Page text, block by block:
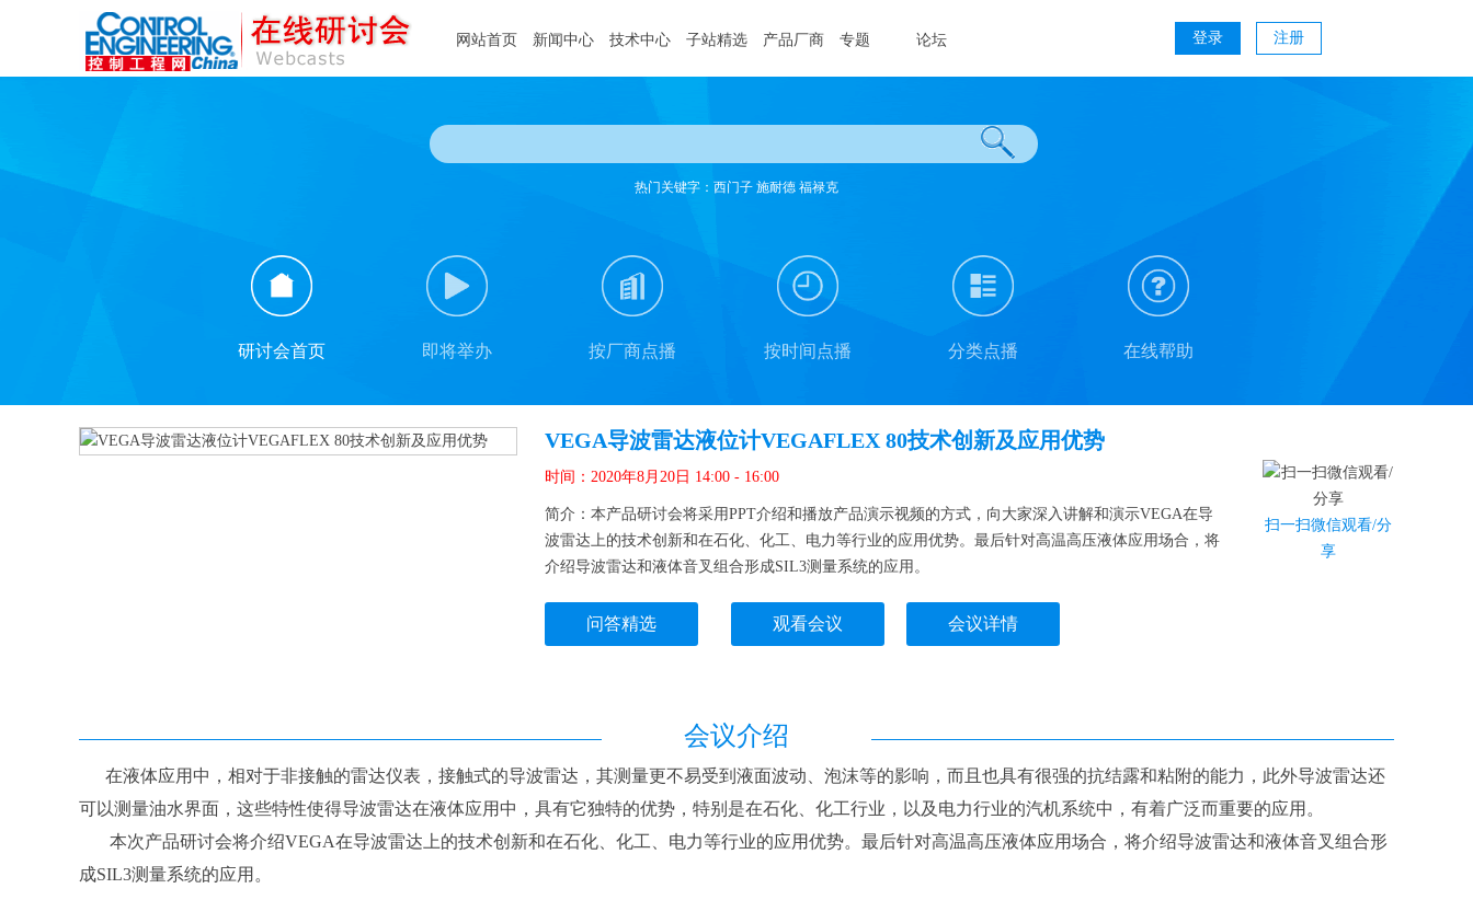
网站首页 新闻中心 技术中心 子站精选 产品厂商 专题 论坛 登录 注册
热门关键字：西门子 施耐德 福禄克
研讨会首页 即将举办 按厂商点播 按时间点播 分类点播 在线帮助
VEGA导波雷达液位计VEGAFLEX 80技术创新及应用优势
时间：2020年8月20日 14:00 - 16:00
简介：本产品研讨会将采用PPT介绍和播放产品演示视频的方式，向大家深入讲解和演示VEGA在导
波雷达上的技术创新和在石化、化工、电力等行业的应用优势。最后针对高温高压液体应用场合，将
介绍导波雷达和液体音叉组合形成SIL3测量系统的应用。
问答精选 观看会议 会议详情
扫一扫微信观看/分
享
会议介绍
在液体应用中，相对于非接触的雷达仪表，接触式的导波雷达，其测量更不易受到液面波动、泡沫等的影响，而且也具有很强的抗结露和粘附的能力，此外导波雷达还
可以测量油水界面，这些特性使得导波雷达在液体应用中，具有它独特的优势，特别是在石化、化工行业，以及电力行业的汽机系统中，有着广泛而重要的应用。
本次产品研讨会将介绍VEGA在导波雷达上的技术创新和在石化、化工、电力等行业的应用优势。最后针对高温高压液体应用场合，将介绍导波雷达和液体音叉组合形
成SIL3测量系统的应用。